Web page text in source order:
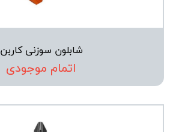
شابلون سوزنی کاربن
اتمام موجودی